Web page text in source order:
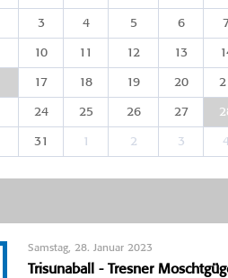
3 4 5 6
10 11 12 13
17 18 19 20
24 25 26 27
31 1 2 3
Samstag, 28. Januar 2023
Trisunaball - Tresner